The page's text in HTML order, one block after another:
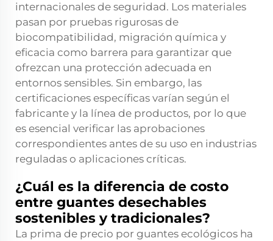
internacionales de seguridad. Los materiales
pasan por pruebas rigurosas de
biocompatibilidad, migración química y
eficacia como barrera para garantizar que
ofrezcan una protección adecuada en
entornos sensibles. Sin embargo, las
certificaciones específicas varían según el
fabricante y la línea de productos, por lo que
es esencial verificar las aprobaciones
correspondientes antes de su uso en industrias
reguladas o aplicaciones críticas.
¿Cuál es la diferencia de costo
entre guantes desechables
sostenibles y tradicionales?
La prima de precio por guantes ecológicos ha